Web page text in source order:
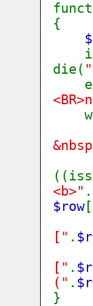
{
if
die(
<b>" .
$row[
[" .
[" .
(" .
}